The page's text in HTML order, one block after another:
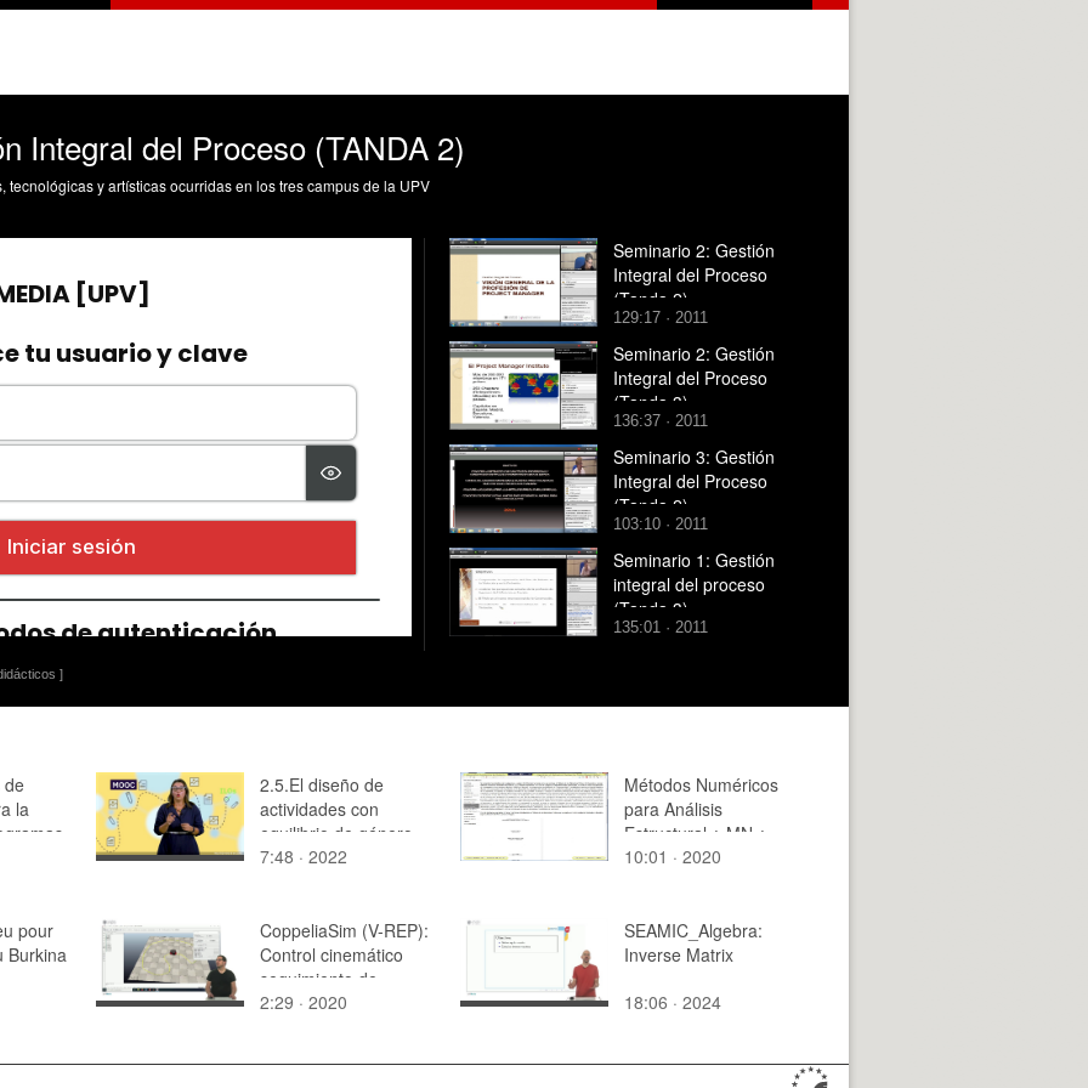
Integral del Proceso (TANDA 2)
y artísticas ocurridas en los tres campus de la UPV
]
Seminario 2: Gestión
Integral del Proceso
(Tanda 2)
129:17 · 2011
Seminario 2: Gestión
Integral del Proceso
(Tanda 3)
136:37 · 2011
Seminario 3: Gestión
Integral del Proceso
(Tanda 2)
103:10 · 2011
Seminario 1: Gestión
integral del proceso
(Tanda 3)
135:01 · 2011
de
la
2.5.El diseño de
actividades con
equilibrio de género
en los MOOC
7:48 · 2022
Métodos Numéricos
para Análisis
Estructural ¿ MN ¿
2020 ¿ Clase 01 ¿
10:01 · 2020
pour
Burkina
CoppeliaSim (V-REP):
Control cinemático
seguimiento de
trayectorias (Demo)
2:29 · 2020
SEAMIC_Algebra:
Inverse Matrix
18:06 · 2024